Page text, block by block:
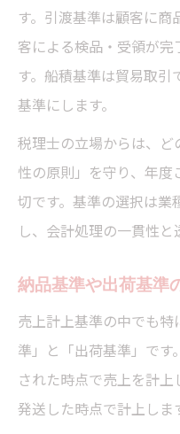
す。引渡基準は顧客に
客による検品・受領が
す。船積基準は貿易取
基準にします。
税理士の立場からは、
性の原則」を守り、年
切です。基準の選択は
し、会計処理の一貫性と
納品基準や出荷基準
売上計上基準の中でも
準」と「出荷基準」で
された時点で売上を計
発送した時点で計上しま